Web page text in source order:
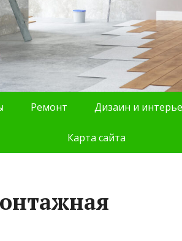
Ремонт Дизаин и
Карта сайта